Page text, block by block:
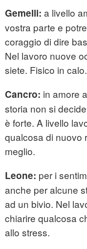
Gemelli: a livello
vostra parte e
coraggio di dire
Nel lavoro nuove
siete. Fisico in calo.
Cancro: in amore
storia non si
è forte. A livello
qualcosa di nuovo
meglio.
Leone: per i
anche per alcune
ad un bivio. Nel
chiarire qualcosa
allo stress.